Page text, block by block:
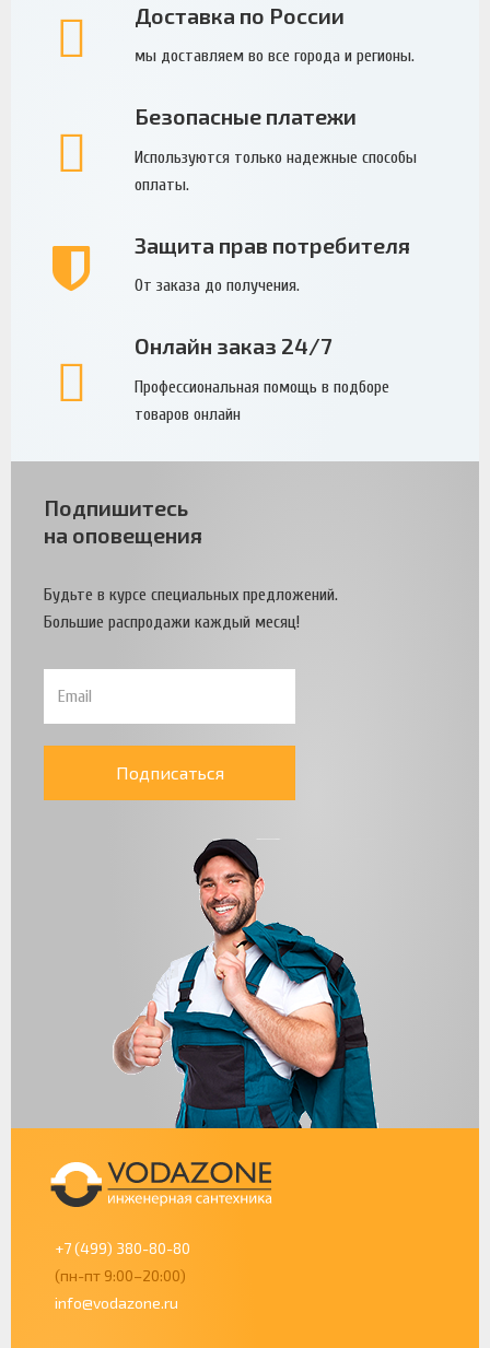
Доставка по России
мы доставляем во все города и регионы.
Безопасные платежи
Используются только надежные способы
оплаты.
Защита прав потребителя
От заказа до получения.
Онлайн заказ 24/7
Профессиональная помощь в подборе
товаров онлайн
Подпишитесь
на оповещения
Будьте в курсе специальных предложений.
Большие распродажи каждый месяц!
Подписаться
+7 (499) 380-80-80
(пн-пт 9:00–20:00)
info@vodazone.ru